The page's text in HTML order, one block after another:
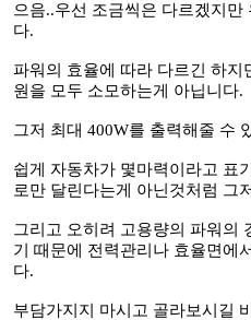
으음..우선 조금씩은 다르겠지만
다.
파워의 효율에 따라 다르긴 하지
원을 모두 소모하는게 아닙니다.
그저 최대 400W를 출력해줄 수
쉽게 자동차가 몇마력이라고 표
로만 달린다는게 아닌것처럼 그
그리고 오히려 고용량의 파워의
기 때문에 전력관리나 효율면에
다.
부담가지지 마시고 골라보시길